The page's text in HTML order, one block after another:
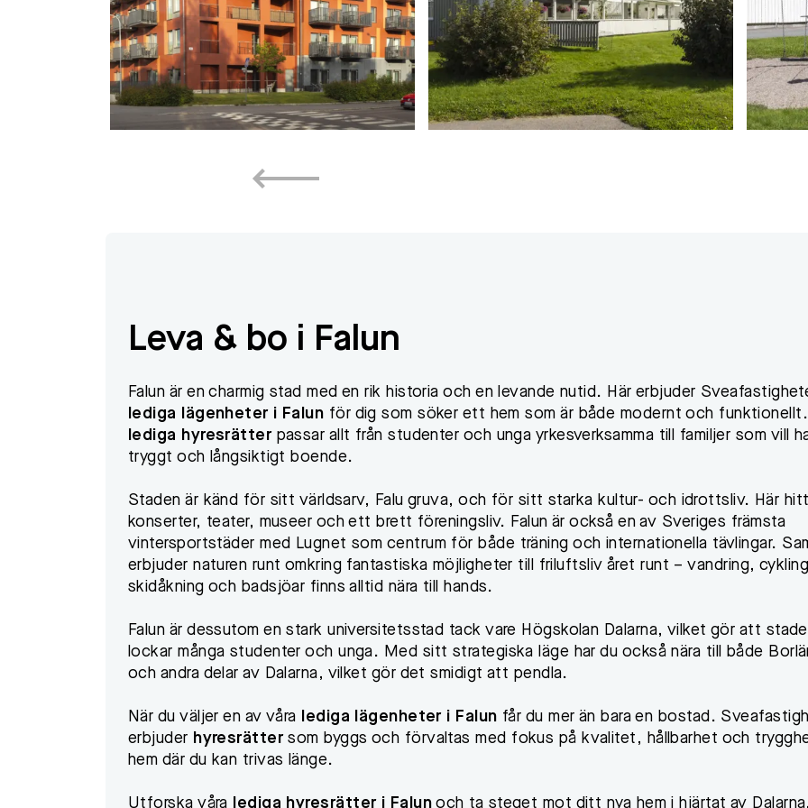
Leva & bo i Falun
Falun är en charmig stad med en rik historia och en levande nutid. Här erbjuder
lediga lägenheter i Falun för dig som söker ett hem som är både modernt och funktionellt.
lediga hyresrätterpassar allt från studenter och unga yrkesverksamma till familjer som vill
tryggt och långsiktigt boende.
Staden är känd för sitt världsarv, Falu gruva, och för sitt starka kultur- och idrottsliv. Här
konserter, teater, museer och ett brett föreningsliv. Falun är också en av Sveriges främsta
vintersportstäder med Lugnet som centrum för både träning och internationella tävlingar.
erbjuder naturen runt omkring fantastiska möjligheter till friluftsliv året runt – vandring,
skidåkning och badsjöar finns alltid nära till hands.
Falun är dessutom en stark universitetsstad tack vare Högskolan Dalarna, vilket gör att
lockar många studenter och unga. Med sitt strategiska läge har du också nära till både
och andra delar av Dalarna, vilket gör det smidigt att pendla.
När du väljer en av våra lediga lägenheter i Falun får du mer än bara en bostad.
erbjuder hyresrättersom byggs och förvaltas med fokus på kvalitet, hållbarhet och
hem där du kan trivas länge.
Utforska våra lediga hyresrätter i Falun och ta steget mot ditt nya hem i hjärtat av